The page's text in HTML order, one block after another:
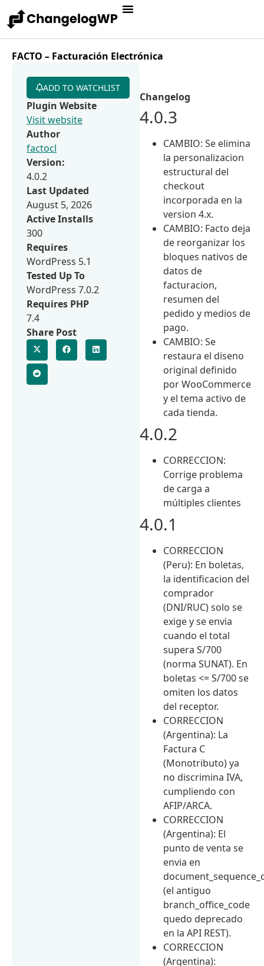
FACTO – Facturación Electrónica
Changelog
4.0.3
CAMBIO: Se elimina
la personalizacion
estructural del
checkout
incorporada en la
version 4.x.
CAMBIO: Facto deja
de reorganizar los
bloques nativos de
datos de
facturacion,
resumen del
pedido y medios de
pago.
CAMBIO: Se
restaura el diseno
original definido
por WooCommerce
y el tema activo de
cada tienda.
4.0.2
CORRECCION:
Corrige problema
de carga a
múltiples clientes
4.0.1
CORRECCION
(Peru): En boletas,
la identificacion del
comprador
(DNI/RUC) solo se
exige y se envia
cuando el total
supera S/700
(norma SUNAT). En
boletas <= S/700 se
omiten los datos
del receptor.
CORRECCION
(Argentina): La
Factura C
(Monotributo) ya
no discrimina IVA,
cumpliendo con
AFIP/ARCA.
CORRECCION
(Argentina): El
punto de venta se
envia en
(el antiguo
branch_office_code
quedo deprecado
en la API REST).
CORRECCION
(Argentina):
ADD TO WATCHLIST
Plugin Website
Visit website
Author
factocl
Version:
4.0.2
Last Updated
August 5, 2026
Active Installs
300
Requires
WordPress 5.1
Tested Up To
WordPress 7.0.2
Requires PHP
7.4
Share Post